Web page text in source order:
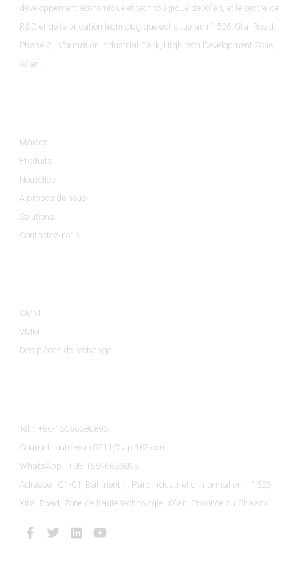
développement économique et technologique de Xi'an, et le centre de
R&D et de fabrication technologique est situé au n° 526 Xitai Road,
Phase 2, Information Industrial Park, High-tech Development Zone,
Xi'an.
Maison
Produits
Nouvelles
À propos de nous
Solutions
Contactez-nous
CMM
VMM
Des pièces de rechange
Tél. : +86-15596686895
Courriel : outre-mer0711@vip.163.com
WhatsApp : +86-15596686895
Adresse : C1-01, Bâtiment 4, Parc industriel d'information, n° 526,
Xitai Road, Zone de haute technologie, Xi'an, Province du Shaanxi